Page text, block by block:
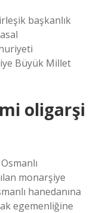
başkanlık
Büyük Millet
oligarşi
monarşiye
hanedanına
egemenliğine